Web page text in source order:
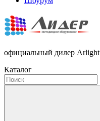
официальный дилер Arlight
Каталог